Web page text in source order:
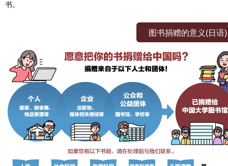
书。
图书捐赠的意义(日语)